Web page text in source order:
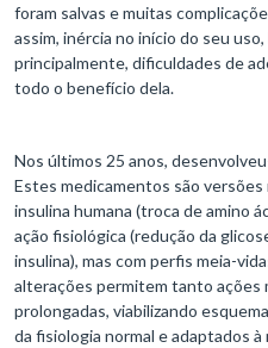
foram salvas e muitas
assim, inércia no início do seu
principalmente, dificuldades de
todo o benefício dela.
Nos últimos 25 anos,
Estes medicamentos são versões
insulina humana (troca de amino
ação fisiológica (redução da
insulina), mas com perfis meia-
alterações permitem tanto ações
prolongadas, viabilizando
da fisiologia normal e adaptados